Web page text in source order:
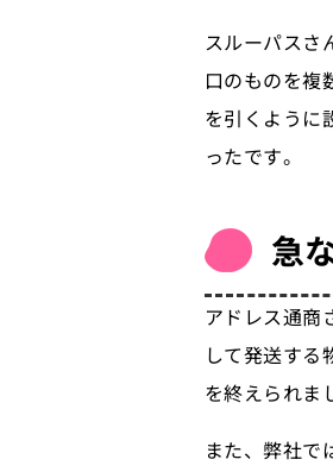
スルーパスさ
口のものを複
を引くように
ったです。
急
アドレス通商
して発送する
を終えられま
また、弊社で